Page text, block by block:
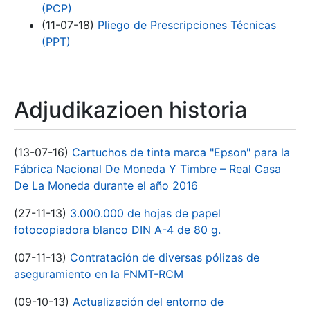
(PCP)
(11-07-18) Pliego de Prescripciones Técnicas
(PPT)
Adjudikazioen historia
(13-07-16) Cartuchos de tinta marca "Epson" para la
Fábrica Nacional De Moneda Y Timbre – Real Casa
De La Moneda durante el año 2016
(27-11-13) 3.000.000 de hojas de papel
fotocopiadora blanco DIN A-4 de 80 g.
(07-11-13) Contratación de diversas pólizas de
aseguramiento en la FNMT-RCM
(09-10-13) Actualización del entorno de